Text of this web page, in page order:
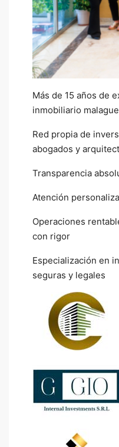
Más de 15 años de
inmobiliario
Red propia de
abogados y
Transparencia
Atención
Operaciones
con rigor
Especialización en
seguras y legales